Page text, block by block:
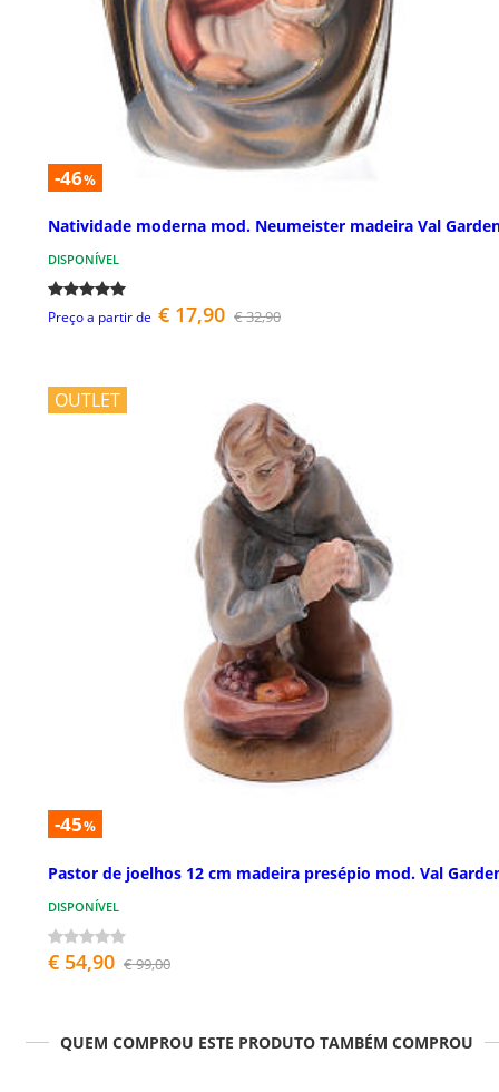
-46%
Natividade moderna mod. Neumeister madeira Val
DISPONÍVEL
Preço a partir de € 17,90 € 32,90
OUTLET
-45%
Pastor de joelhos 12 cm madeira presépio mod. Val
DISPONÍVEL
€ 54,90 € 99,00
QUEM COMPROU ESTE PRODUTO TAMBÉM COMPROU